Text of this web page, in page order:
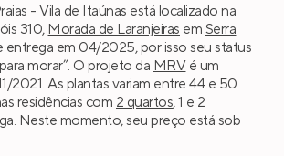
- Vila de Itaúnas está localizado na
310, Morada de Laranjeiras em Serra
entrega em 04/2025, por isso seu status
morar”. O projeto da MRVé um
2021. As plantas variam entre 44 e 50
residências com 2 quartos, 1 e 2
Neste momento, seu preço está sob